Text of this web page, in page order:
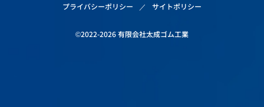
プライバシーポリシー サイトポリシー
©2022-2026 有限会社太成ゴム工業